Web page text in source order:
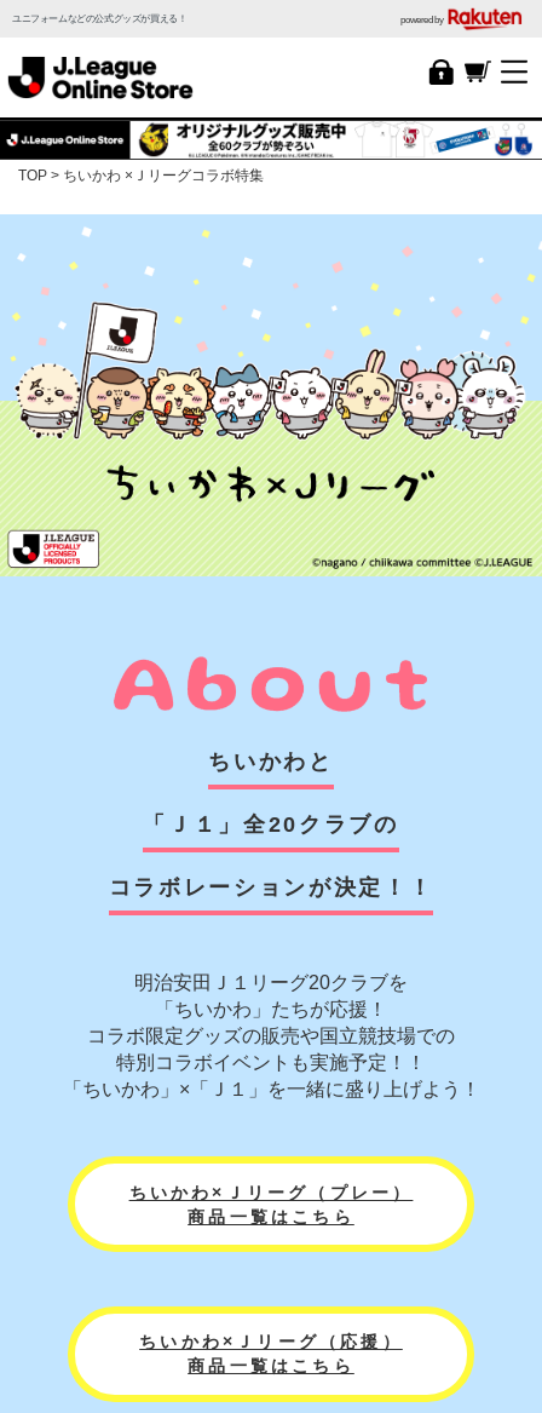
ユニフォームなどの公式グッズが買える！ powered by
TOP ちいかわ ×Ｊリーグコラボ特集
ちいかわと
「Ｊ１」全20クラブの
コラボレーションが決定！！
明治安田Ｊ１リーグ20クラブを
「ちいかわ」たちが応援！
コラボ限定グッズの販売や国立競技場での
特別コラボイベントも実施予定！！
「ちいかわ」×「Ｊ１」を一緒に盛り上げよう！
ちいかわ×Ｊリーグ（プレー）
商品一覧はこちら
ちいかわ×Ｊリーグ（応援）
商品一覧はこちら